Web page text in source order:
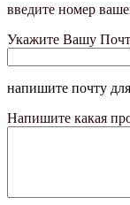
введите номер
Укажите Вашу
напишите почту
Напишите какая